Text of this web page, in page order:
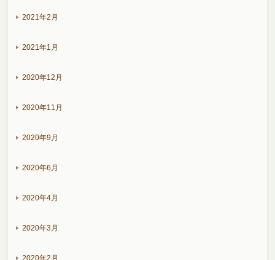
2021年2月
2021年1月
2020年12月
2020年11月
2020年9月
2020年6月
2020年4月
2020年3月
2020年2月